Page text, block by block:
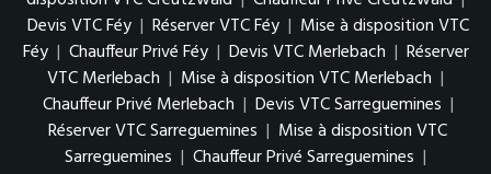
Devis VTC Féy | Réserver VTC Féy | Mise à disposition VTC
Féy | Chauffeur Privé Féy | Devis VTC Merlebach | Réserver
VTC Merlebach | Mise à disposition VTC Merlebach |
Chauffeur Privé Merlebach | Devis VTC Sarreguemines |
Réserver VTC Sarreguemines | Mise à disposition VTC
Sarreguemines | Chauffeur Privé Sarreguemines |